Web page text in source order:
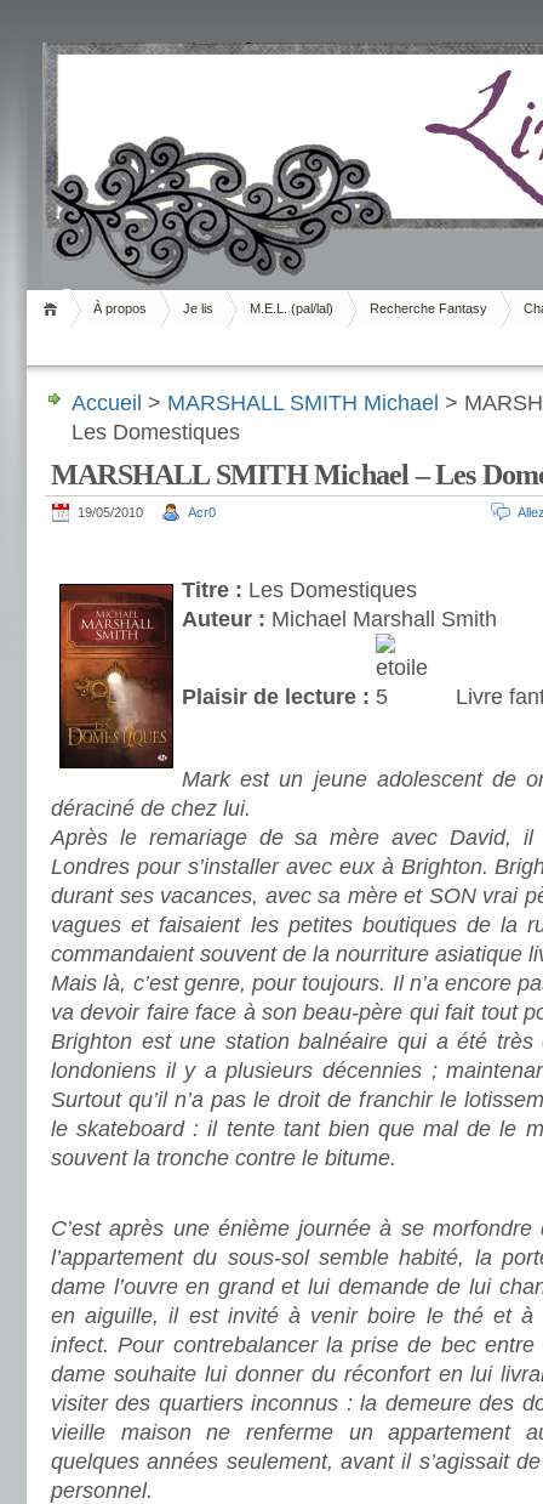
Livrement
À propos Je lis M.E.L. (pal/lal) Recherche Fantasy
Accueil > MARSHALL SMITH Michael >
Les Domestiques
MARSHALL SMITH Michael – Les
19/05/2010 Acr0
Titre : Les Domestiques
Auteur : Michael Marshall Smith
Plaisir de lecture :
Livre
Mark est un jeune adolescent de
déraciné de chez lui.
Après le remariage de sa mère avec David, il
Londres pour s’installer avec eux à Brighton.
durant ses vacances, avec sa mère et SON vrai
vagues et faisaient les petites boutiques de la
commandaient souvent de la nourriture asiatique
Mais là, c’est genre, pour toujours. Il n’a encore
va devoir faire face à son beau-père qui fait tout
Brighton est une station balnéaire qui a été très
londoniens il y a plusieurs décennies ;
Surtout qu’il n’a pas le droit de franchir le
le skateboard : il tente tant bien que mal de le
souvent la tronche contre le bitume.
C’est après une énième journée à se
l’appartement du sous-sol semble habité, la
dame l’ouvre en grand et lui demande de lui
en aiguille, il est invité à venir boire le thé et à
infect. Pour contrebalancer la prise de bec
dame souhaite lui donner du réconfort en lui
visiter des quartiers inconnus : la demeure des
vieille maison ne renferme un appartement
quelques années seulement, avant il s’agissait
personnel.